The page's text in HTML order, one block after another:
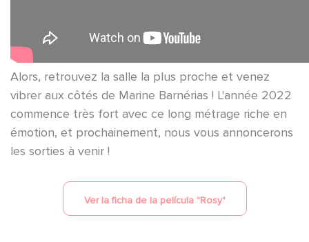
Alors, retrouvez la salle la plus proche et venez
vibrer aux côtés de Marine Barnérias ! L'année 2022
commence très fort avec ce long métrage riche en
émotion, et prochainement, nous vous annoncerons
les sorties à venir !
Ver la ficha de la película "Rosy"